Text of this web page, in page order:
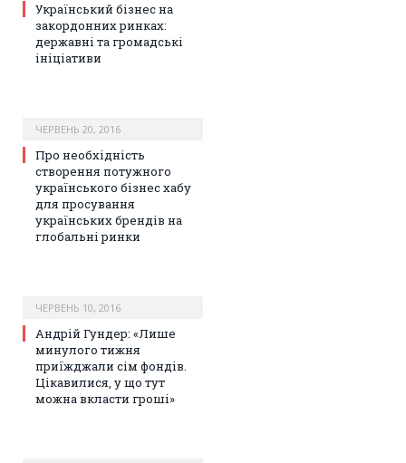
Український бізнес на
закордонних ринках:
державні та громадські
ініціативи
ЧЕРВЕНЬ 20, 2016
Про необхідність
створення потужного
українського бізнес хабу
для просування
українських брендів на
глобальні ринки
ЧЕРВЕНЬ 10, 2016
Андрій Гундер: «Лише
минулого тижня
приїжджали сім фондів.
Цікавилися, у що тут
можна вкласти гроші»